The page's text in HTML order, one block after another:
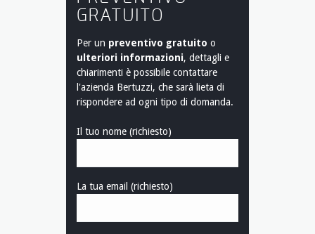
GRATUITO
Per un preventivo gratuito o
ulteriori informazioni, dettagli e
chiarimenti è possibile contattare
l'azienda Bertuzzi, che sarà lieta di
rispondere ad ogni tipo di domanda.
Il tuo nome (richiesto)
La tua email (richiesto)